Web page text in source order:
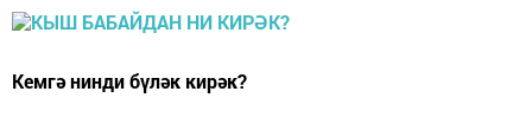
Кемгә нинди бүләк кирәк?